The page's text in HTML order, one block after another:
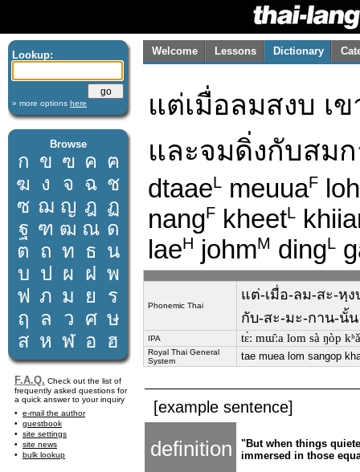
Lookup:
» more options here
Browse
ก ข ฃ ค ฅ
ฆ ง จ ฉ ช
ซ ฌ ญ ฎ ฏ
ฐ ฑ ฒ ณ ด
ต ถ ท ธ น
บ ป ผ ฝ พ
ฟ ภ ม ย
ร
ฤ
ล ว ศ ษ
ส ห ฬ อ ฮ
F.A.Q. Check out the list of
frequently asked questions for
a quick answer to your inquiry
e-mail the author
guestbook
site settings
site news
bulk lookup
Welcome Lessons Dictionary
แต่เมื่อลมสงบ เ
และจมดิ่งกับสม
dtaaeL meuuaF
nangF kheetL
laeH johmM dingL
Phonemic Thai
แต่-เมื่อ-ลม-สะ-หฺ
กับ-สะ-มะ-กาน-นั้น
IPA tɛ̀ː mɯ̂ːa lom sà ŋòp
Royal Thai General
System
tae muea lom sangop
[example sentence]
definition
"But when things
immersed in those